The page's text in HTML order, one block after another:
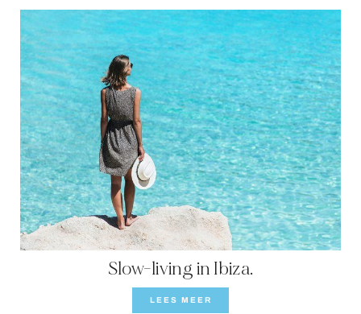
Slow-living in Ibiza.
LEES MEER